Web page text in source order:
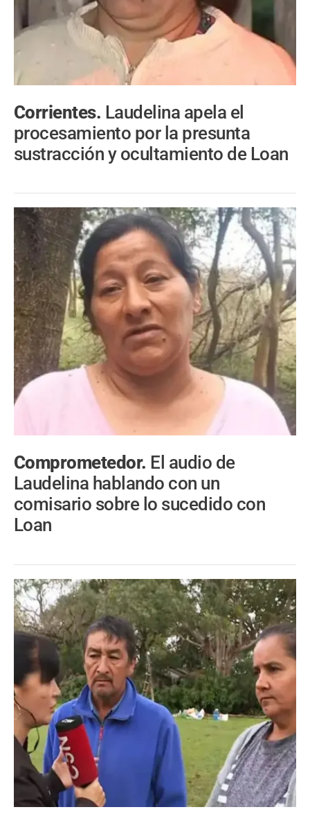
Corrientes. Laudelina apela el
procesamiento por la presunta
sustracción y ocultamiento de Loan
Comprometedor. El audio de
Laudelina hablando con un
comisario sobre lo sucedido con
Loan